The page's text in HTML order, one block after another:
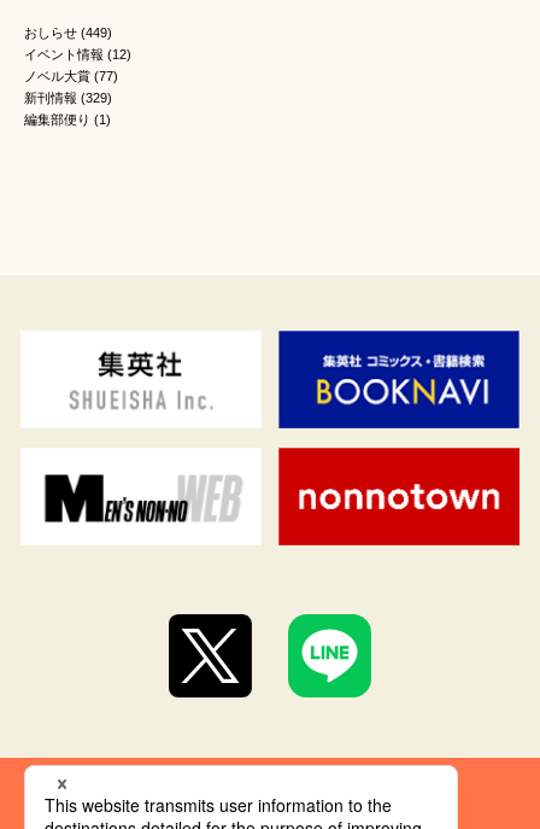
おしらせ (449)
イベント情報 (12)
ノベル大賞 (77)
新刊情報 (329)
編集部便り (1)
集英社 オレンジ文庫とは